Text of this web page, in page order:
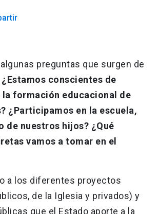
preguntas que surgen de
¿Estamos conscientes de
la formación educacional de
¿Participamos en la escuela,
de nuestros hijos? ¿Qué
vamos a tomar en el
a los diferentes proyectos
de la Iglesia y privados) y
que el Estado aporte a la